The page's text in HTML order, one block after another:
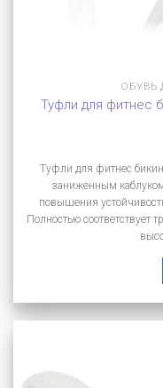
ОБУВЬ
Туфли для фитнес
Туфли для фитнес
заниженным
повышения
Полностью соответствует